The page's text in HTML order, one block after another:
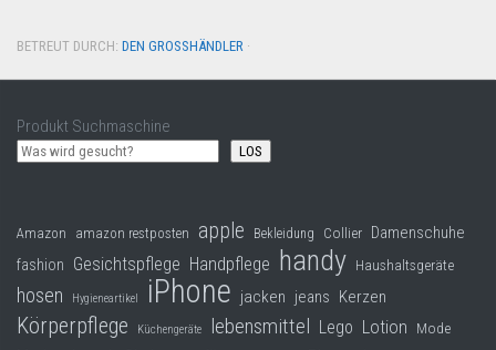
BETREUT DURCH: DEN GROSSHÄNDLER ·
Produkt Suchmaschine
LOS
Amazon amazon restposten apple Bekleidung Collier Damenschuhe
fashion Gesichtspflege Handpflege handy Haushaltsgeräte
hosen Hygieneartikel iPhone jacken jeans Kerzen
Körperpflege Küchengeräte lebensmittel Lego Lotion Mode